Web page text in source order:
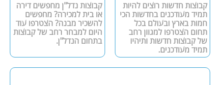
קבוצות חדשות רוצים להיות
תמיד מעודכנים בחדשות הכי
חמות בארץ ובעולם בכל
תחום הצטרפו למגוון רחב
של קבוצות חדשות ותיהיו
תמיד מעודכנים.
קבוצות נדל"ן מחפשים דירה
או בית למכירה? מחפשים
להשכיר מבנה? הצטרפו עוד
היום למבחר רחב של קבוצות
בתחום הנדל"ן.